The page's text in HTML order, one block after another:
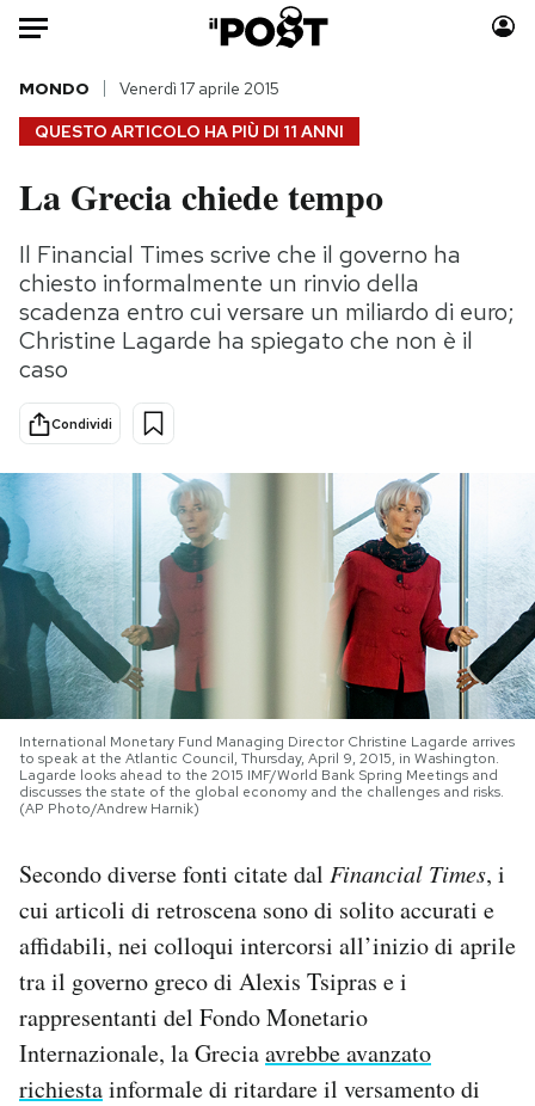
Auto
HOME
Italia
Politica
Tecnologia
Internet
Cultura
Economia
Sport
Moda
Consumismi
Storie/Idee
Ok Boomer!
Mondiali calcio 2026
PODCAST
NEWSLETTER
I MIEI PREFERITI
SHOP
CALENDARIO
AREA PERSONALE
Area Personale
Newsletter
Notifiche mobile
QUESTO ARTICOLO HA PIÙ DI 11 ANNI
MONDO Venerdì 17 aprile 2015
La Grecia chiede tempo
Il Financial Times scrive che il governo ha
chiesto informalmente un rinvio della
scadenza entro cui versare un miliardo di euro;
Christine Lagarde ha spiegato che non è il
caso
Condividi
International Monetary Fund Managing Director Christine Lagarde arrives
to speak at the Atlantic Council, Thursday, April 9, 2015, in Washington.
Lagarde looks ahead to the 2015 IMF/World Bank Spring Meetings and
discusses the state of the global economy and the challenges and risks.
(AP Photo/Andrew Harnik)
Secondo diverse fonti citate dal Financial Times, i
cui articoli di retroscena sono di solito accurati e
affidabili, nei colloqui intercorsi all’inizio di aprile
tra il governo greco di Alexis Tsipras e i
rappresentanti del Fondo Monetario
Internazionale, la Greciaavrebbe avanzato
richiestainformale di ritardare il versamento di